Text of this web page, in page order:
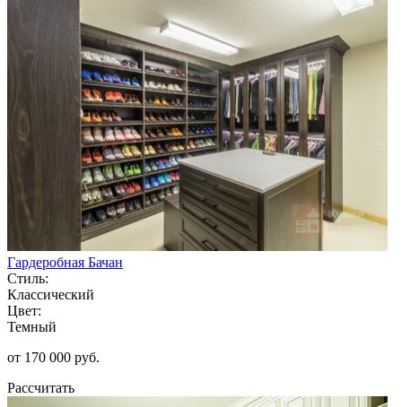
Гардеробная Бачан
Стиль:
Классический
Цвет:
Темный
от 170 000 руб.
Рассчитать